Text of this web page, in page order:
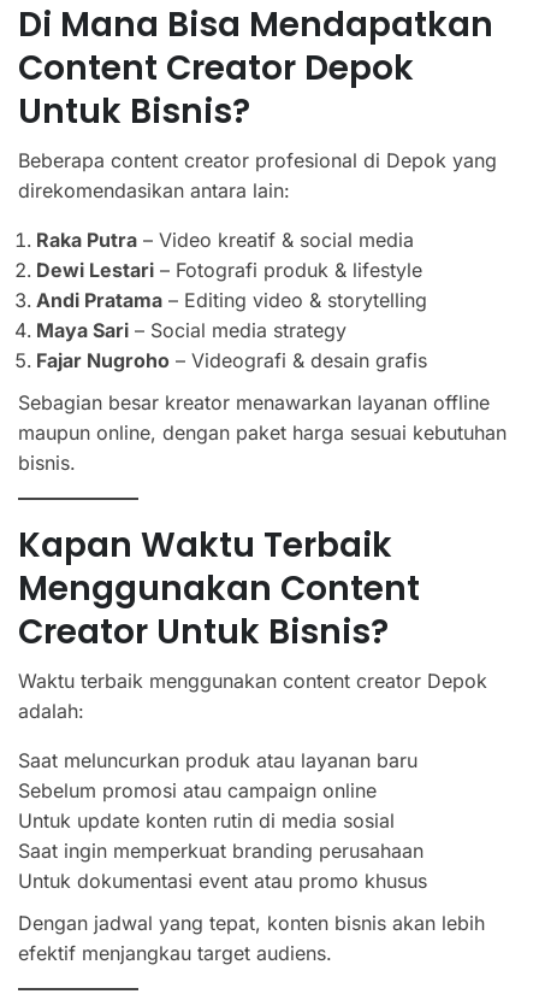
Di Mana Bisa Mendapatkan
Content Creator Depok
Untuk Bisnis?
Beberapa content creator profesional di Depok yang
direkomendasikan antara lain:
Raka Putra – Video kreatif & social media
Dewi Lestari – Fotografi produk & lifestyle
Andi Pratama – Editing video & storytelling
Maya Sari – Social media strategy
Fajar Nugroho – Videografi & desain grafis
Sebagian besar kreator menawarkan layanan offline
maupun online, dengan paket harga sesuai kebutuhan
bisnis.
Kapan Waktu Terbaik
Menggunakan Content
Creator Untuk Bisnis?
Waktu terbaik menggunakan content creator Depok
adalah:
Saat meluncurkan produk atau layanan baru
Sebelum promosi atau campaign online
Untuk update konten rutin di media sosial
Saat ingin memperkuat branding perusahaan
Untuk dokumentasi event atau promo khusus
Dengan jadwal yang tepat, konten bisnis akan lebih
efektif menjangkau target audiens.